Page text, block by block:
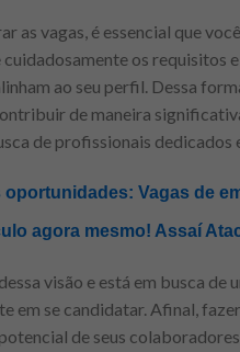
as vagas, é essencial que
os requisitos
ao seu perfil. Dessa
de maneira
de profissionais
oportunidades: Vagas de
agora mesmo! Assaí
visão e está em busca
em se candidatar. Afinal,
de seus